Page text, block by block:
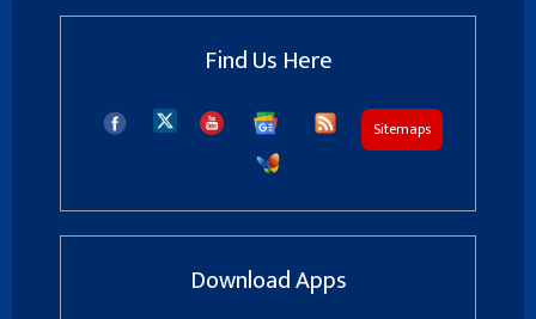
Find Us Here
Sitemaps
Download Apps